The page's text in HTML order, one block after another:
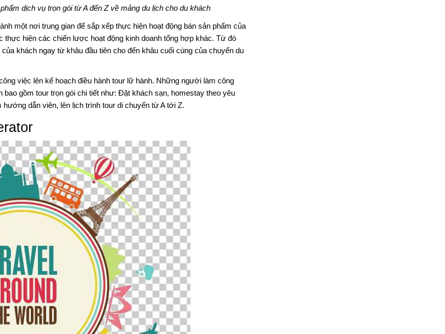
dịch vụ trọn gói từ A đến Z về mảng du lịch cho du khách
một nơi trung gian để sắp xếp thực hiện hoạt động bán sản phẩm của
thực hiện các chiến lược hoạt động kinh doanh tổng hợp khác. Từ đó
khách ngay từ khâu đầu tiên cho đến khâu cuối cùng của chuyến du
việc lên kế hoạch điều hành tour lữ hành. Những người làm công
gồm tour trọn gói chi tiết như: Đặt khách sạn, homestay theo yêu
dẫn viên, lên lịch trình tour di chuyển từ A tới Z.